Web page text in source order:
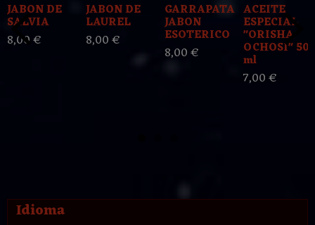
Idioma
JABON DE
SALVIA
8,00 €
JABON DE
LAUREL
8,00 €
GARRAPATA
JABON
ESOTERICO
8,00 €
ACEITE
ESPECIAL
"ORISHA
OCHOSI" 50
ml
7,00 €